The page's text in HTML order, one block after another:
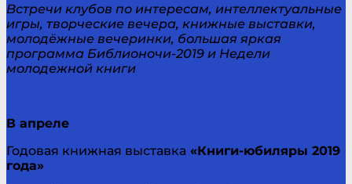
Встречи клубов по интересам, интеллектуальные
игры, творческие вечера, книжные выставки,
молодёжные вечеринки, большая яркая
программа Библионочи-2019 и Недели
молодежной книги
В апреле
Годовая книжная выставка «Книги-юбиляры 2019
года»